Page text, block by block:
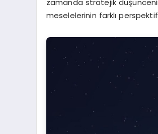
zamanda stratejik
meselelerinin farklı